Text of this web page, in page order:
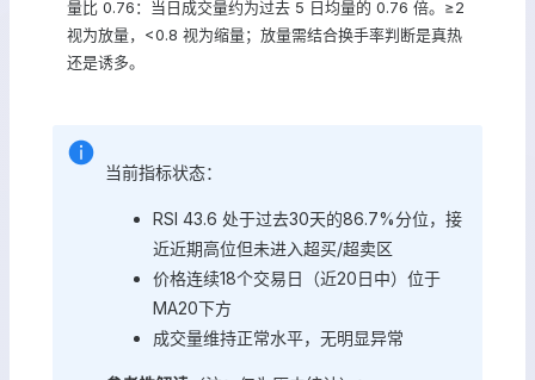
量比 0.76：当日成交量约为过去 5 日均量的 0.76 倍。≥2
视为放量，<0.8 视为缩量；放量需结合换手率判断是真热
还是诱多。
当前指标状态：
RSI 43.6 处于过去30天的86.7%分位，接
近近期高位但未进入超买/超卖区
价格连续18个交易日（近20日中）位于
MA20下方
成交量维持正常水平，无明显异常